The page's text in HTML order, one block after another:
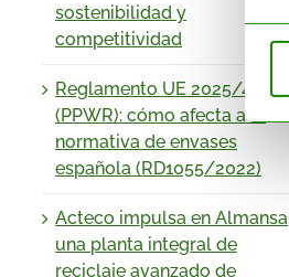
sostenibilidad y
competitividad
Reglamento UE 2025/40
(PPWR): cómo afecta a la
normativa de envases
española (RD1055/2022)
Acteco impulsa en Almansa
una planta integral de
reciclaje avanzado de